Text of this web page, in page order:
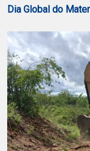
Dia Global do